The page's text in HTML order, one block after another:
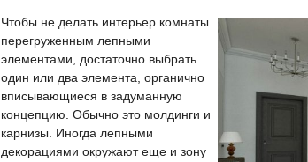
Чтобы не делать интерьер комнаты
перегруженным лепными
элементами, достаточно выбрать
один или два элемента, органично
вписывающиеся в задуманную
концепцию. Обычно это молдинги и
карнизы. Иногда лепными
декорациями окружают еще и зону